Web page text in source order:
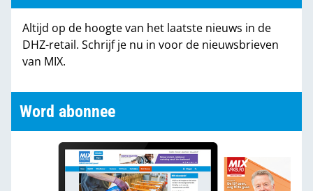
Altijd op de hoogte van het laatste nieuws in de
DHZ-retail. Schrijf je nu in voor de nieuwsbrieven
van MIX.
Word abonnee